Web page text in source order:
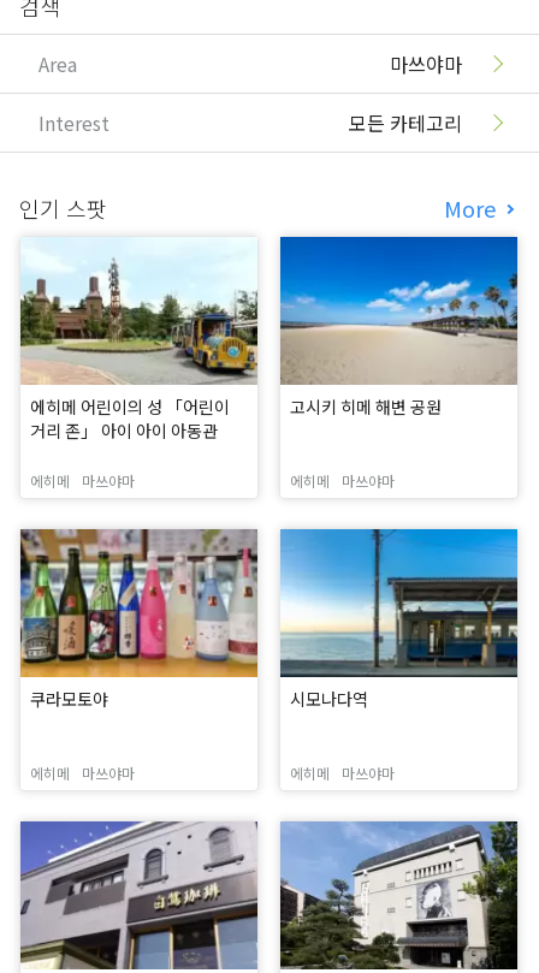
Area 마쓰야마
Interest 모든 카테고리
인기 스팟 More
에히메 어린이의 성 「어린이
거리 존」 아이 아이 아동관
에히메 마쓰야마
고시키 히메 해변 공원
에히메 마쓰야마
쿠라모토야
에히메 마쓰야마
시모나다역
에히메 마쓰야마